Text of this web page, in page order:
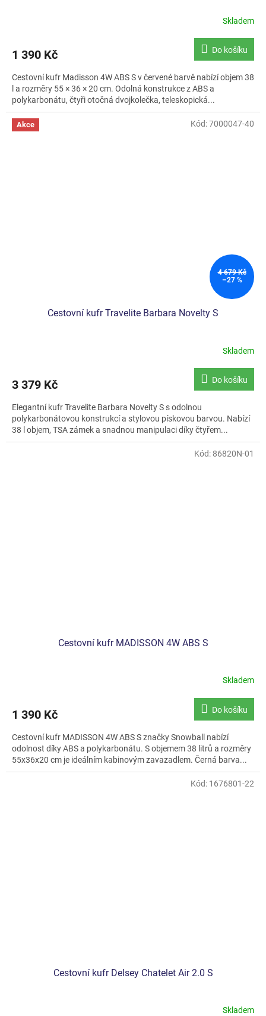
je
z
5
hvězdiček.
Skladem
1 390 Kč Do košíku
Cestovní kufr Madisson 4W ABS S v červené barvě nabízí objem 38
l a rozměry 55 × 36 × 20 cm. Odolná konstrukce z ABS a
polykarbonátu, čtyři otočná dvojkolečka, teleskopická...
Akce
4 679 Kč
–27 %
Cestovní kufr Travelite Barbara Novelty S
Skladem
3 379 Kč Do košíku
Elegantní kufr Travelite Barbara Novelty S s odolnou
polykarbonátovou konstrukcí a stylovou pískovou barvou. Nabízí
38 l objem, TSA zámek a snadnou manipulaci díky čtyřem...
Kód:7000047-40
Cestovní kufr MADISSON 4W ABS S
je
z
5
hvězdiček.
Skladem
1 390 Kč Do košíku
Cestovní kufr MADISSON 4W ABS S značky Snowball nabízí
odolnost díky ABS a polykarbonátu. S objemem 38 litrů a rozměry
55x36x20 cm je ideálním kabinovým zavazadlem. Černá barva...
Kód: 86820N-01
Cestovní kufr Delsey Chatelet Air 2.0 S
Skladem
Kód: 1676801-22